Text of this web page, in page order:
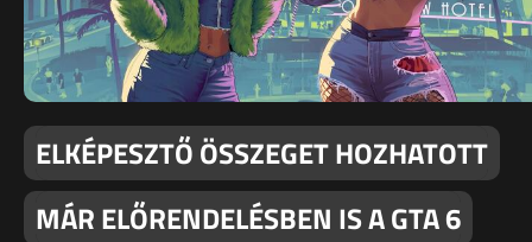
ELKÉPESZTŐ ÖSSZEGET HOZHATOTT
MÁR ELŐRENDELÉSBEN IS A GTA 6